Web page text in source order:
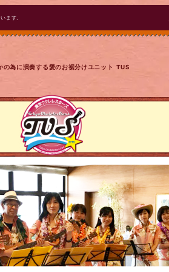
ます。
の為に演奏する愛のお裾分けユニット TUS